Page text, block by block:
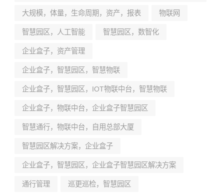
方案
大规模，体量，生命周期，资产，报表 物联网
智慧园区，人工智能 智慧园区，数智化
企业盒子，资产管理
企业盒子，智慧园区，智慧物联
企业盒子，智慧园区，IOT物联中台，智慧物联
企业盒子，物联中台，企业盒子智慧园区
智慧通行，物联中台，自用总部大厦
智慧园区解决方案，企业盒子
企业盒子，智慧园区，企业盒子智慧园区解决方案
通行管理 巡更巡检，智慧园区